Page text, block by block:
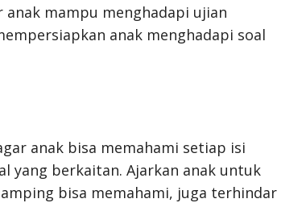
mampu menghadapi ujian
anak menghadapi soal
anak bisa memahami setiap isi
yang berkaitan. Ajarkan anak untuk
bisa memahami, juga terhindar